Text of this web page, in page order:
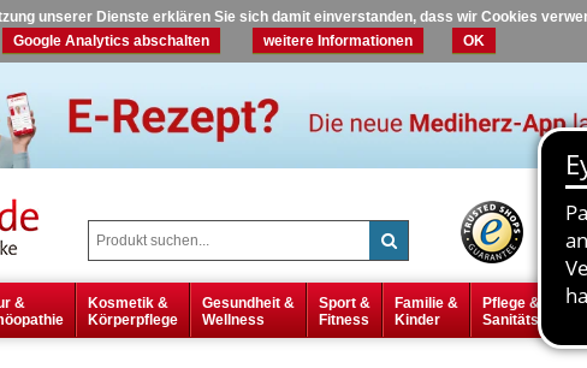
unserer Dienste erklären Sie sich damit einverstanden, dass wir Cookies
Google Analytics abschalten
weitere Informationen OK
&
Kosmetik &
Körperpflege
Gesundheit &
Wellness
Sport &
Fitness
Familie &
Kinder
Pflege &
Sanitätsbedarf